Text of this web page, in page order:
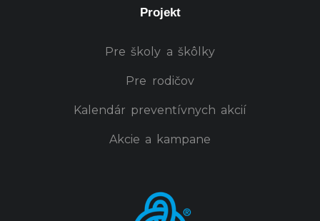
Projekt
Pre školy a škôlky
Pre rodičov
Kalendár preventívnych akcií
Akcie a kampane